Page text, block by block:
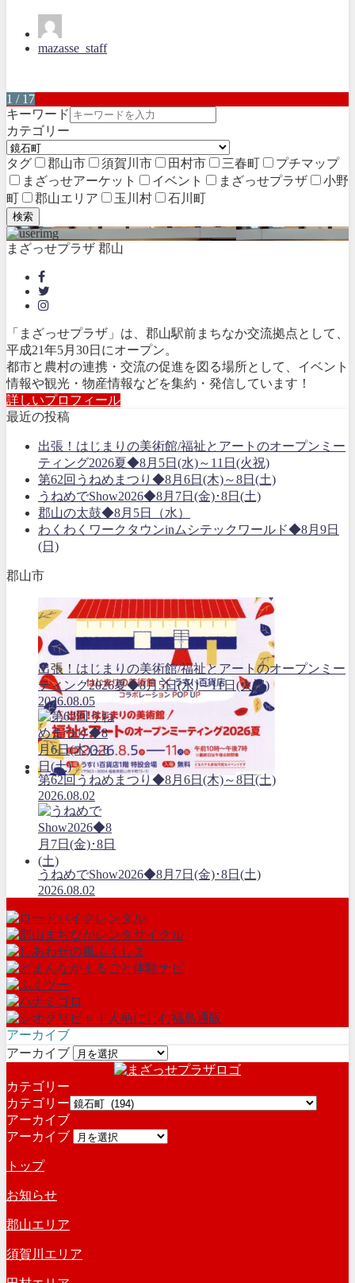
mazasse_staff
1 / 17
キーワード
カテゴリー
タグ 郡山市 須賀川市 田村市 三春町
プチマップ
まざっせアーケット
イベント まざっせプラザ
小野
町
郡山エリア 玉川村 石川町
検索
まざっせプラザ 郡山
「まざっせプラザ」は、郡山駅前まちなか交流拠点として、
平成21年5月30日にオープン。
都市と農村の連携・交流の促進を図る場所として、イベント
情報や観光・物産情報などを集約・発信しています！
詳しいプロフィール
最近の投稿
出張！はじまりの美術館/福祉とアートのオープンミー
ティング2026夏◆8月5日(水)～11日(火祝)
第62回うねめまつり◆8月6日(木)～8日(土)
うねめでShow2026◆8月7日(金)･8日(土)
郡山の太鼓◆8月5日（水）
わくわくワークタウンinムシテックワールド◆8月9日
(日)
郡山市
出張！はじまりの美術館/福祉とアートのオープンミー
ティング2026夏◆8月5日(水)～11日(火祝)
2026.08.05
第62回うねめまつり◆8月6日(木)～8日(土)
2026.08.02
うねめでShow2026◆8月7日(金)･8日(土)
2026.08.02
アーカイブ
アーカイブ
カテゴリー
カテゴリー
アーカイブ
アーカイブ
トップ
お知らせ
郡山エリア
須賀川エリア